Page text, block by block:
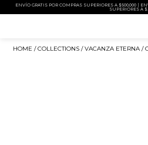
ENVÍO GRATIS POR COMPRAS SUPERIORES A $500,000 |
SUPERIORES A
HOME /COLLECTIONS /VACANZA ETERNA /